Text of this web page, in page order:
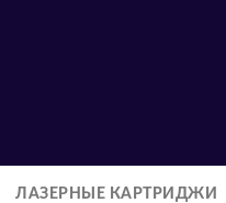
ЛАЗЕРНЫЕ КАРТРИДЖИ